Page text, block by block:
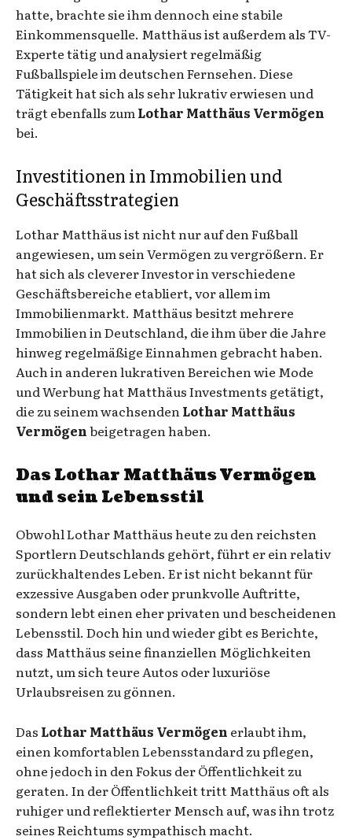
hatte, brachte sie ihm dennoch eine stabile
Einkommensquelle. Matthäus ist außerdem als TV-
Experte tätig und analysiert regelmäßig
Fußballspiele im deutschen Fernsehen. Diese
Tätigkeit hat sich als sehr lukrativ erwiesen und
trägt ebenfalls zumLothar Matthäus Vermögen
bei.
Investitionen in Immobilien und
Geschäftsstrategien
Lothar Matthäus ist nicht nur auf den Fußball
angewiesen, um sein Vermögen zu vergrößern. Er
hat sich als cleverer Investor in verschiedene
Geschäftsbereiche etabliert, vor allem im
Immobilienmarkt. Matthäus besitzt mehrere
Immobilien in Deutschland, die ihm über die Jahre
hinweg regelmäßige Einnahmen gebracht haben.
Auch in anderen lukrativen Bereichen wie Mode
und Werbung hat Matthäus Investments getätigt,
die zu seinem wachsendenLothar Matthäus
Vermögenbeigetragen haben.
DasLothar Matthäus Vermögen
und sein Lebensstil
Obwohl Lothar Matthäus heute zu den reichsten
Sportlern Deutschlands gehört, führt er ein relativ
zurückhaltendes Leben. Er ist nicht bekannt für
exzessive Ausgaben oder prunkvolle Auftritte,
sondern lebt einen eher privaten und bescheidenen
Lebensstil. Doch hin und wieder gibt es Berichte,
dass Matthäus seine finanziellen Möglichkeiten
nutzt, um sich teure Autos oder luxuriöse
Urlaubsreisen zu gönnen.
Das Lothar Matthäus Vermögen erlaubt ihm,
einen komfortablen Lebensstandard zu pflegen,
ohne jedoch in den Fokus der Öffentlichkeit zu
geraten. In der Öffentlichkeit tritt Matthäus oft als
ruhiger und reflektierter Mensch auf, was ihn trotz
seines Reichtums sympathisch macht.